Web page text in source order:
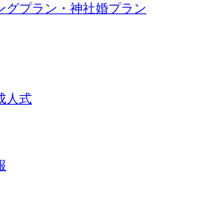
グプラン・神社婚プラン
人式